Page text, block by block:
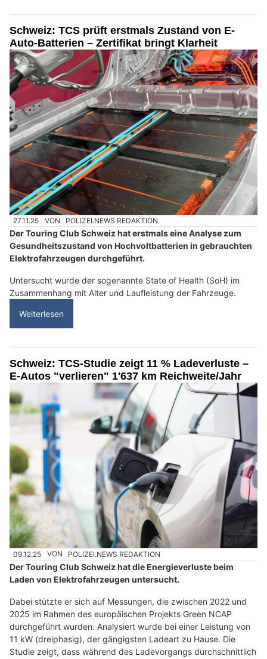
Schweiz: TCS prüft erstmals Zustand von E-
Auto-Batterien – Zertifikat bringt Klarheit
27.11.25 VON POLIZEI.NEWS REDAKTION
Der Touring Club Schweiz hat erstmals eine Analyse zum
Gesundheitszustand von Hochvoltbatterien in gebrauchten
Elektrofahrzeugen durchgeführt.
Untersucht wurde der sogenannte State of Health (SoH) im
Zusammenhang mit Alter und Laufleistung der Fahrzeuge.
Weiterlesen
Schweiz: TCS-Studie zeigt 11 % Ladeverluste –
E-Autos "verlieren" 1'637 km Reichweite/Jahr
09.12.25 VON POLIZEI.NEWS REDAKTION
Der Touring Club Schweiz hat die Energieverluste beim
Laden von Elektrofahrzeugen untersucht.
Dabei stützte er sich auf Messungen, die zwischen 2022 und
2025 im Rahmen des europäischen Projekts Green NCAP
durchgeführt wurden. Analysiert wurde bei einer Leistung von
11 kW (dreiphasig), der gängigsten Ladeart zu Hause. Die
Studie zeigt, dass während des Ladevorgangs durchschnittlich